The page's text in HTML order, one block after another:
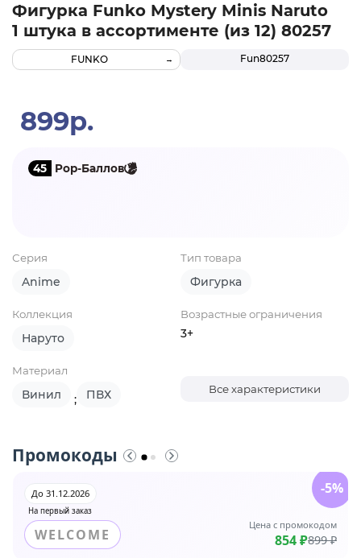
Фигурка Funko Mystery Minis Naruto
1 штука в ассортименте (из 12) 80257
Fun80257
FUNKO
899р.
45 Pop-Баллов
Серия
Anime
Тип товара
Фигурка
Коллекция
Наруто
Возрастные ограничения
3+
Материал
Винил ; ПВХ Все характеристики
Промокоды
На первый заказ
До 31.12.2026
WELCOME
Цена с промокодом
854 ₽899 ₽
-5%